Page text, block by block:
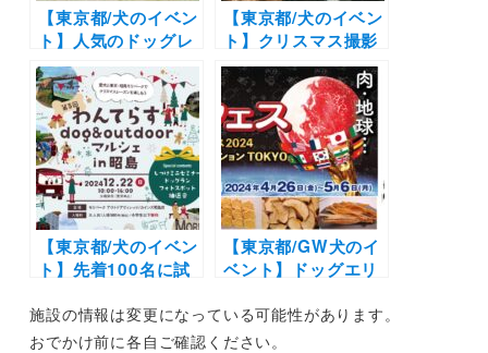
【東京都/犬のイベン
ト】人気のドッグレ
ースから撮影会まで
「ビションフリーゼ
フェスティバル
2024 クリパ」（イ
ーノの森Dog
Garden）12/15
【東京都/犬のイベン
ト】クリスマス撮影
会からワークショッ
プまで「URBAN
DOG HOLIDAY.
Vol.3 TOKYO」
（N9 STUDIO）
12/14～12/15
【東京都/犬のイベン
ト】先着100名に試
「わんてらす
dog&outdoorマル
【東京都/GW犬のイ
ベント】ドッグエリ
イブ鑑賞も「肉フェ
ス 2024」（お台場
施設の情報は変更になっている可能性があります。
おでかけ前に各自ご確認ください。